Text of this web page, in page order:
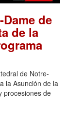
de
de la
de Notre-
la Asunción de la
procesiones de